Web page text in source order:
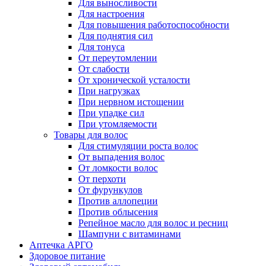
Для выносливости
Для настроения
Для повышения работоспособности
Для поднятия сил
Для тонуса
От переутомлении
От слабости
От хронической усталости
При нагрузках
При нервном истощении
При упадке сил
При утомляемости
Товары для волос
Для стимуляции роста волос
От выпадения волос
От ломкости волос
От перхоти
От фурункулов
Против аллопеции
Против облысения
Репейное масло для волос и ресниц
Шампуни с витаминами
Аптечка АРГО
Здоровое питание